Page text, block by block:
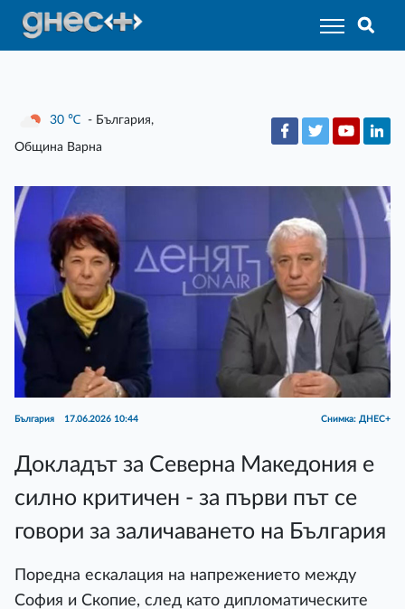
30 ℃ - България,
Община Варна
България 17.06.2026 10:44 Снимка: ДНЕС+
Докладът за Северна Македония е
силно критичен - за първи път се
говори за заличаването на България
Поредна ескалация на напрежението между
София и Скопие, след като дипломатическите